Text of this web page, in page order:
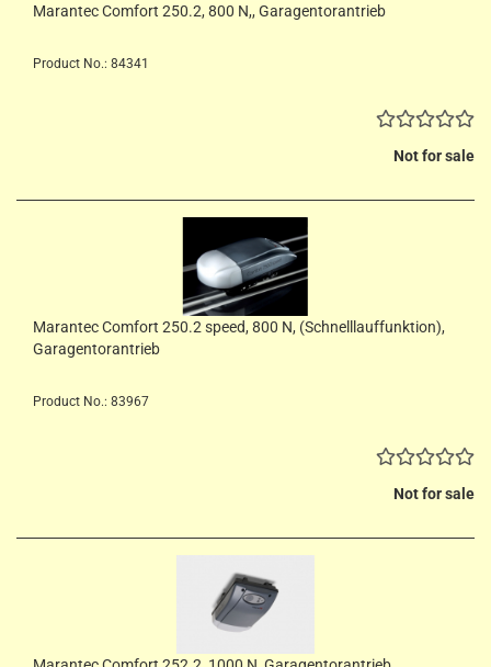
Marantec Comfort 250.2, 800 N,, Garagentorantrieb
Product No.: 84341
Not for sale
Marantec Comfort 250.2 speed, 800 N, (Schnelllauffunktion),
Garagentorantrieb
Product No.: 83967
Not for sale